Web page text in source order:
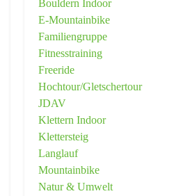
Bouldern Indoor
E-Mountainbike
Familiengruppe
Fitnesstraining
Freeride
Hochtour/Gletschertour
JDAV
Klettern Indoor
Klettersteig
Langlauf
Mountainbike
Natur & Umwelt